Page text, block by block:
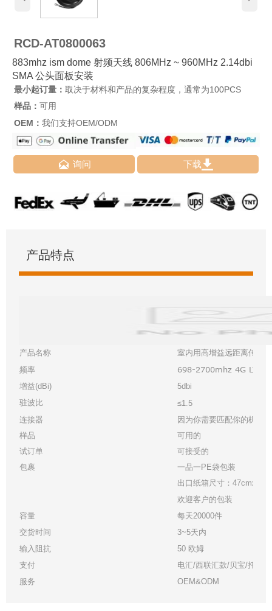
RCD-AT0800063
883mhz ism dome 射频天线 806MHz ~ 960MHz 2.14dbi
SMA 公头面板安装
最小起订量： 取决于材料和产品的复杂程度，通常为100PCS
样品： 可用
OEM： 我们支持OEM/ODM
 询问 下载
产品特点
产品名称
室内用高增益远距离传输
频率
698-2700mhz 4G LTE
增益(dBi) 5dbi
驻波比
≤1.5
连接器
因为你需要匹配你的机器
样品
可用的
试订单
可接受的
包裹
一品一PE袋包装
出口纸箱尺寸：
欢迎客户的包装
容量
每天20000件
交货时间
3~5天内
输入阻抗
50 欧姆
支付
电汇/西联汇款/贝宝/托管
服务
OEM&ODM